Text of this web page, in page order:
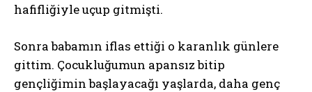
hafifliğiyle uçup gitmişti.
Sonra babamın iflas ettiği o karanlık günlere
gittim. Çocukluğumun apansız bitip
gençliğimin başlayacağı yaşlarda, daha genç